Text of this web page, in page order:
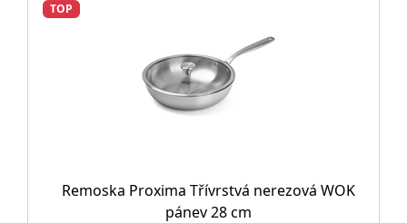
TOP
Remoska Proxima Třívrstvá nerezová WOK
pánev 28 cm